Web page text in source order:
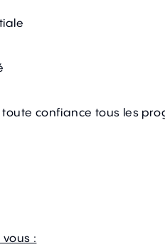
confiance tous les
: